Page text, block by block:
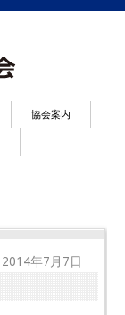
協会案内
2014年7月7日